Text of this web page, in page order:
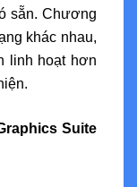
sẵn. Chương
khác nhau,
linh hoạt hơn
Suite